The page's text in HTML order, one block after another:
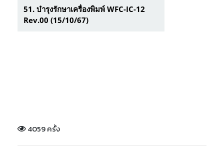
51. บำรุงรักษาเครื่องพิมพ์ WFC-IC-12
Rev.00 (15/10/67)
4059 ครั้ง